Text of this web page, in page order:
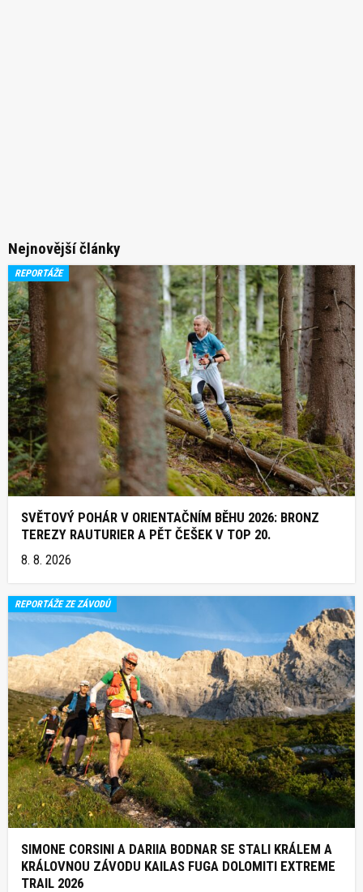
Nejnovější články
REPORTÁŽE
SVĚTOVÝ POHÁR V ORIENTAČNÍM BĚHU 2026: BRONZ
TEREZY RAUTURIER A PĚT ČEŠEK V TOP 20.
8. 8. 2026
REPORTÁŽE ZE ZÁVODŮ
SIMONE CORSINI A DARIIA BODNAR SE STALI KRÁLEM A
KRÁLOVNOU ZÁVODU KAILAS FUGA DOLOMITI EXTREME
TRAIL 2026